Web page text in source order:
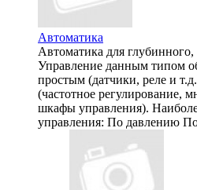
Автоматика
Автоматика для
Управление данным типом
простым (датчики, реле и
(частотное регулирование,
шкафы управления).
управления: По давлению